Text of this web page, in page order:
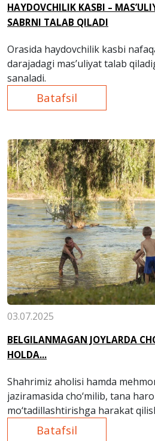
HAYDOVCHILIK KASBI –
SABRNI TALAB QILADI
Orasida haydovchilik kasbi
darajadagi mas’uliyat talab
sanaladi.
Batafsil
03.07.2025
BELGILANMAGAN JOYLARDA
HOLDA...
Shahrimiz aholisi hamda
jaziramasida cho‘milib, tana
mo‘tadillashtirishga harakat
Batafsil